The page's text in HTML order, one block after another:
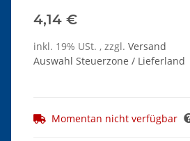
4,14 €
inkl. 19% USt. , zzgl. Versand
Auswahl Steuerzone / Lieferland
Momentan nicht verfügbar